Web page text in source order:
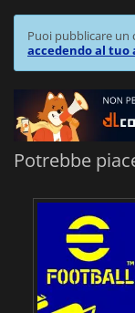
Puoi pubblicare un
accedendo al tuo
Potrebbe